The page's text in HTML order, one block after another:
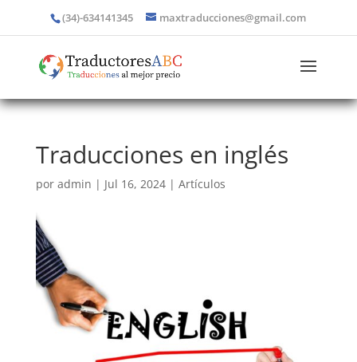
(34)-634141345 maxtraducciones@gmail.com
Traducciones en inglés
por admin | Jul 16, 2024| Artículos